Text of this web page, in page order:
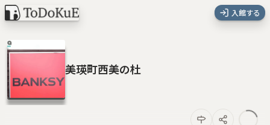
入館する
美瑛町西美の杜